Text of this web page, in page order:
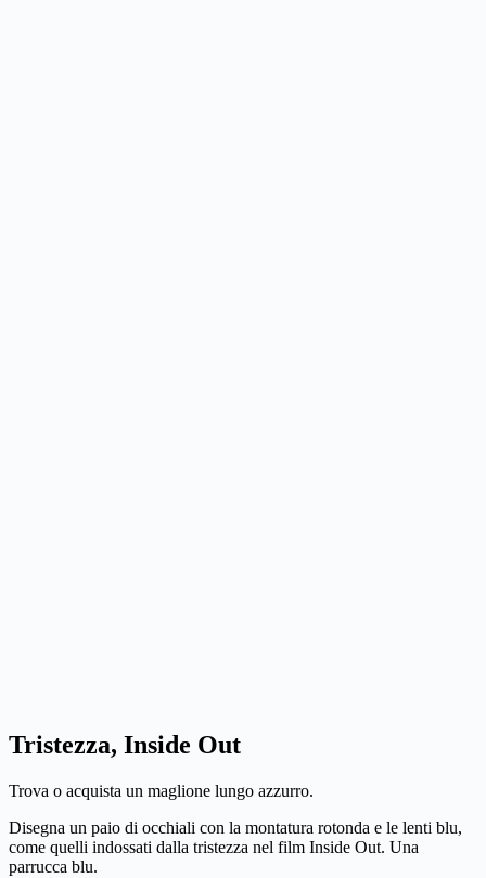
Tristezza, Inside Out
Trova o acquista un maglione lungo azzurro.
Disegna un paio di occhiali con la montatura rotonda e le lenti blu,
come quelli indossati dalla tristezza nel film Inside Out. Una
parrucca blu.